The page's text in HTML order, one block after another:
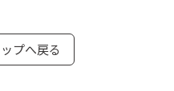
プへ戻る